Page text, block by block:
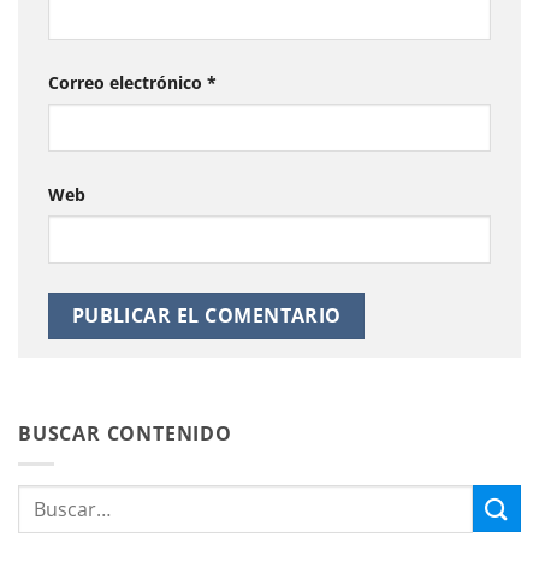
Correo electrónico *
Web
BUSCAR CONTENIDO